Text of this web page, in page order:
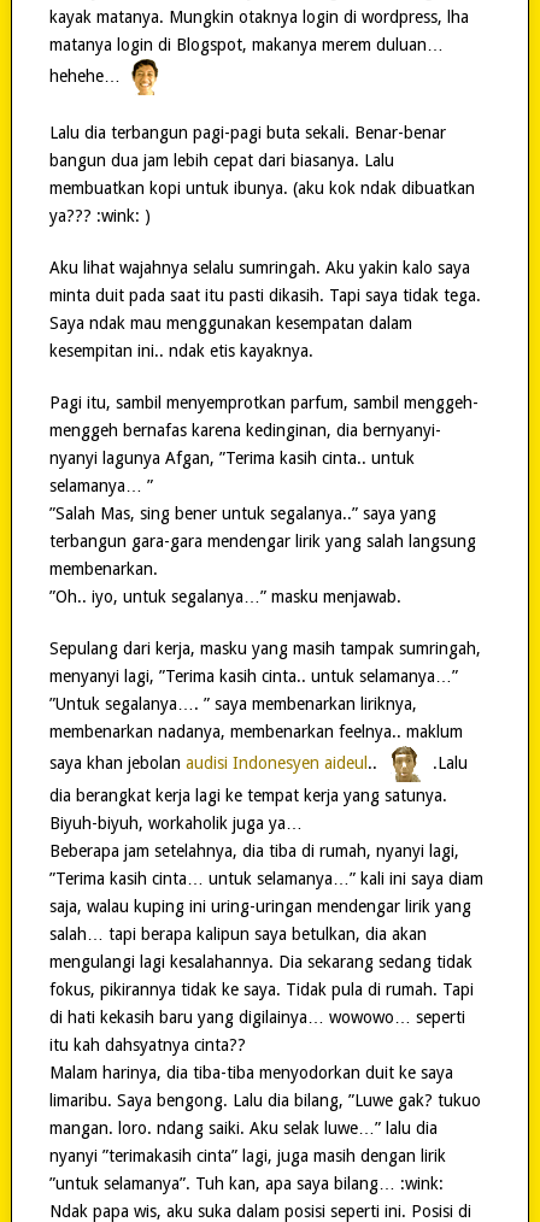
kayak matanya. Mungkin otaknya login di wordpress, lha
matanya login di Blogspot, makanya merem duluan…
hehehe…
Lalu dia terbangun pagi-pagi buta sekali. Benar-benar
bangun dua jam lebih cepat dari biasanya. Lalu
membuatkan kopi untuk ibunya. (aku kok ndak dibuatkan
ya??? :wink: )
Aku lihat wajahnya selalu sumringah. Aku yakin kalo saya
minta duit pada saat itu pasti dikasih. Tapi saya tidak tega.
Saya ndak mau menggunakan kesempatan dalam
kesempitan ini.. ndak etis kayaknya.
Pagi itu, sambil menyemprotkan parfum, sambil menggeh-
menggeh bernafas karena kedinginan, dia bernyanyi-
nyanyi lagunya Afgan, ”Terima kasih cinta.. untuk
selamanya… ”
”Salah Mas, sing bener untuk segalanya..” saya yang
terbangun gara-gara mendengar lirik yang salah langsung
membenarkan.
”Oh.. iyo, untuk segalanya…” masku menjawab.
Sepulang dari kerja, masku yang masih tampak sumringah,
menyanyi lagi, ”Terima kasih cinta.. untuk selamanya…”
”Untuk segalanya…. ” saya membenarkan liriknya,
membenarkan nadanya, membenarkan feelnya.. maklum
saya khan jebolan audisi Indonesyen aideul..
.Lalu
dia berangkat kerja lagi ke tempat kerja yang satunya.
Biyuh-biyuh, workaholik juga ya…
Beberapa jam setelahnya, dia tiba di rumah, nyanyi lagi,
”Terima kasih cinta… untuk selamanya…” kali ini saya diam
saja, walau kuping ini uring-uringan mendengar lirik yang
salah… tapi berapa kalipun saya betulkan, dia akan
mengulangi lagi kesalahannya. Dia sekarang sedang tidak
fokus, pikirannya tidak ke saya. Tidak pula di rumah. Tapi
di hati kekasih baru yang digilainya… wowowo… seperti
itu kah dahsyatnya cinta??
Malam harinya, dia tiba-tiba menyodorkan duit ke saya
limaribu. Saya bengong. Lalu dia bilang, ”Luwe gak? tukuo
mangan. loro. ndang saiki. Aku selak luwe…” lalu dia
nyanyi ”terimakasih cinta” lagi, juga masih dengan lirik
”untuk selamanya”. Tuh kan, apa saya bilang… :wink:
Ndak papa wis, aku suka dalam posisi seperti ini. Posisi di